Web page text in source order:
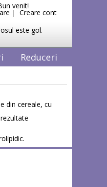
venit!
| Creare cont
este gol.
Reduceri
din cereale, cu